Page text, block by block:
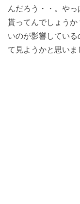
んだろう・・。や
貰ってんでしょう
いのが影響してい
て見ようかと思いま